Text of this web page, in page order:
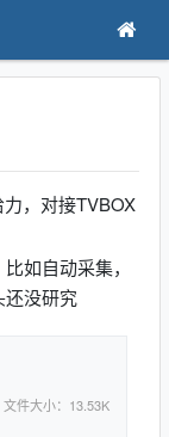
，对接TVBOX
如自动采集，
没研究
：402 次 | 文件大小：13.53K